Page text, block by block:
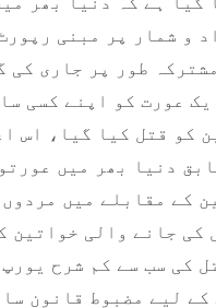
منٹ میں ایک عورت کو
کی سب سے کم شرح
کے لیے مضبوط قانون